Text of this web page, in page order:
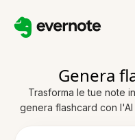
Genera
Trasforma le tue note
genera flashcard con